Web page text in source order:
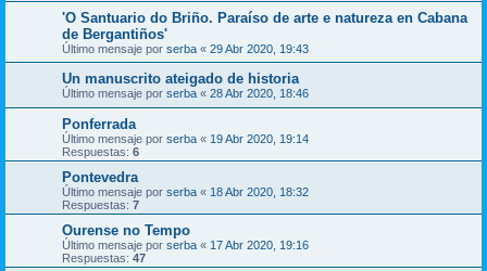
'O Santuario do Briño. Paraíso de arte e natureza en Cabana
de Bergantiños'
Último mensaje por serba « 29 Abr 2020, 19:43
Un manuscrito ateigado de historia
Último mensaje por serba « 28 Abr 2020, 18:46
Ponferrada
Último mensaje por serba « 19 Abr 2020, 19:14
Respuestas: 6
Pontevedra
Último mensaje por serba « 18 Abr 2020, 18:32
Respuestas: 7
Ourense no Tempo
Último mensaje por serba « 17 Abr 2020, 19:16
Respuestas: 47